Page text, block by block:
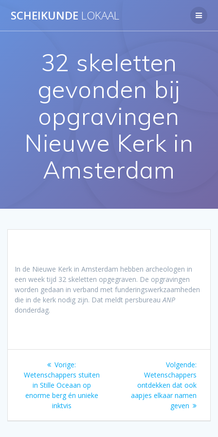
naar
SCHEIKUNDE LOKAAL
32 skeletten
gevonden bij
opgravingen
Nieuwe Kerk in
Amsterdam
In de Nieuwe Kerk in Amsterdam hebben archeologen in
een week tijd 32 skeletten opgegraven. De opgravingen
worden gedaan in verband met funderingswerkzaamheden
die in de kerk nodig zijn. Dat meldt persbureauANP
donderdag.
Bericht
navigatie
Vorige:
bericht:
Wetenschappers stuiten
in Stille Oceaan op
enorme berg én unieke
inktvis
Volgende:
Wetenschappers
ontdekken dat ook
aapjes elkaar namen
geven